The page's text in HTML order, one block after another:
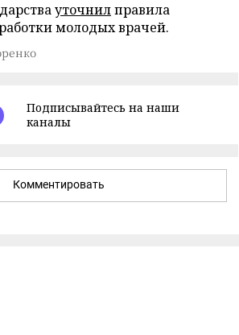
уточнилправила
молодых врачей.
Подписывайтесь на наши
каналы
Комментировать